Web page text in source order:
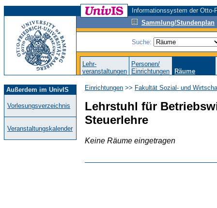
Informationssystem der
Sammlung/Stundenplan
Suche:
Lehr-
veranstaltungen
Personen/
Einrichtungen
Räume
Außerdem im UnivIS
Vorlesungsverzeichnis
Veranstaltungskalender
Einrichtungen >> Fakultät Sozial- und
Lehrstuhl für
Steuerlehre
Keine Räume eingetragen